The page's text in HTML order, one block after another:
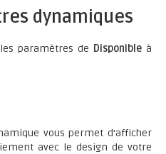
dynamiques
paramètres de Disponible à
vous permet d'afficher
avec le design de votre